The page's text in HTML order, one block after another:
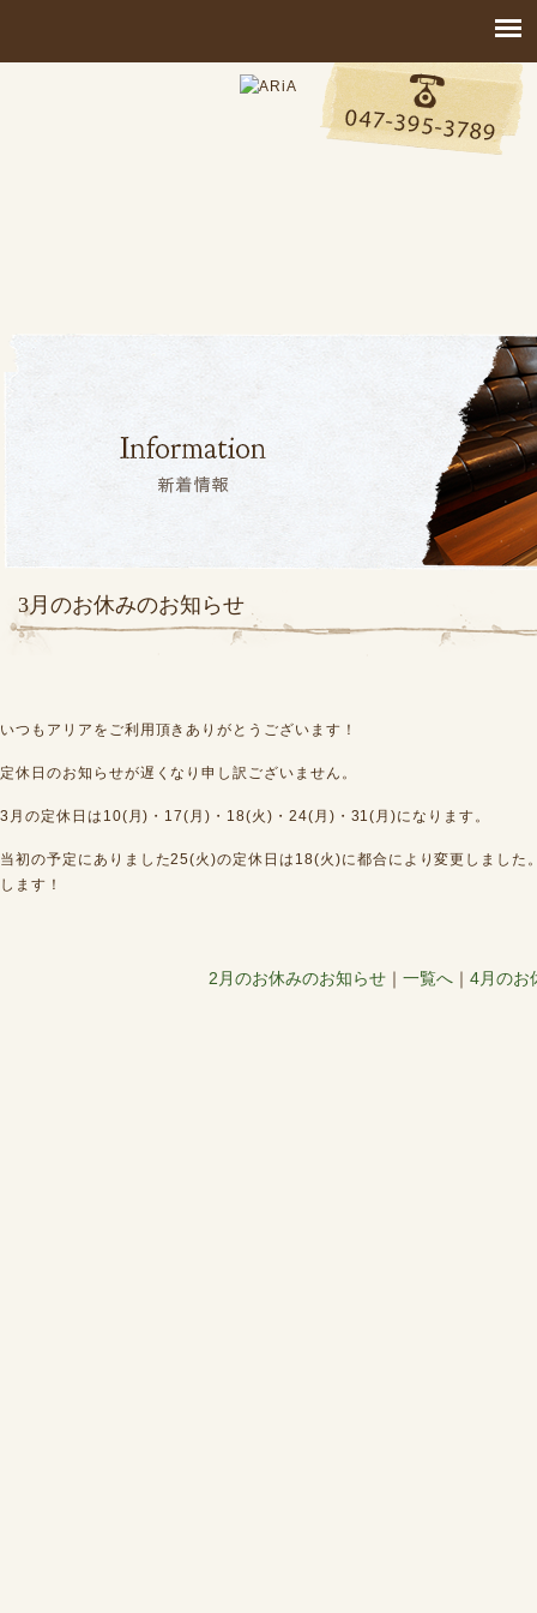
3月のお休みのお知らせ
いつもアリアをご利用頂きありがとうございます！
定休日のお知らせが遅くなり申し訳ございません。
3月の定休日は10(月)・17(月)・18(火)・24(月)・31(月)になります。
当初の予定にありました25(火)の定休日は18(火)に都合により変更しました
します！
2月のお休みのお知らせ ｜ 一覧へ ｜ 4月のお